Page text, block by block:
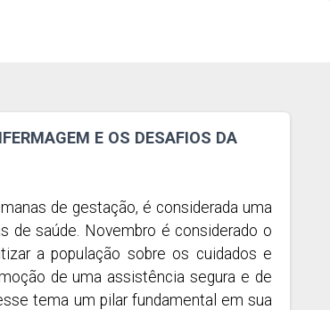
E OS DESAFIOS DA
de gestação, é considerada uma
de saúde. Novembro é considerado o
a população sobre os cuidados e
de uma assistência segura e de
tema um pilar fundamental em sua